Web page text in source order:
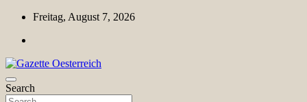
Skip
content
Freitag, August 7, 2026
Gazette Oesterreich
Magazin für Freizeit, Politik, Kultur & Wissenschaft
Search